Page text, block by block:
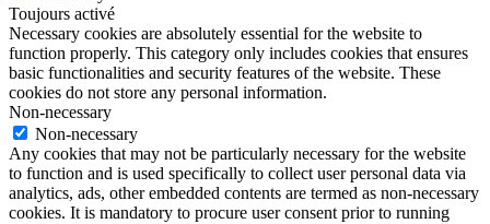
Toujours activé
Necessary cookies are absolutely essential for the website to
function properly. This category only includes cookies that ensures
basic functionalities and security features of the website. These
cookies do not store any personal information.
Non-necessary
Non-necessary
Any cookies that may not be particularly necessary for the website
to function and is used specifically to collect user personal data via
analytics, ads, other embedded contents are termed as non-necessary
cookies. It is mandatory to procure user consent prior to running